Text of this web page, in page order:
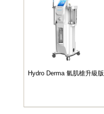
Hydro Derma 氫肌槍升級版